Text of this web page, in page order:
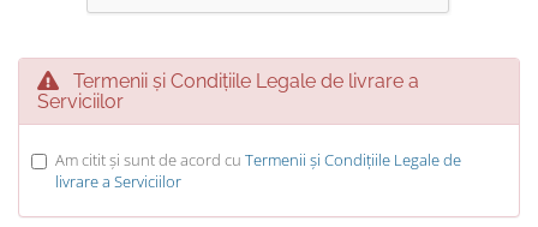
Termenii și Condițiile Legale de livrare a
Serviciilor
Am citit și sunt de acord cu Termenii și Condițiile Legale de
livrare a Serviciilor